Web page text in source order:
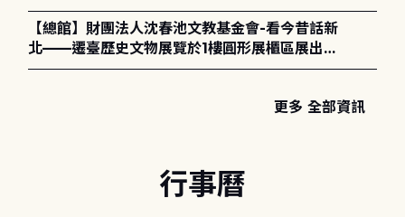
【總館】財團法人沈春池文教基金會-看今昔話新
北——遷臺歷史文物展覽於1樓圓形展櫃區展出，
歡迎一同觀展！
更多 全部資訊
行事曆